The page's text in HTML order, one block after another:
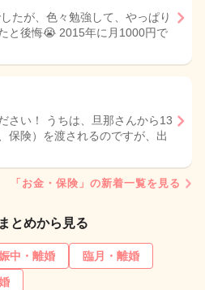
たが、色々勉強して、やっぱり
と後悔😭 2015年に月1000円で
さい！ うちは、旦那さんから13
保険）を渡されるのですが、出
「お金・保険」の新着一覧を見る
とめから見る
中・離婚
臨月・離婚